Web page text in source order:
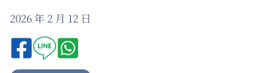
2026 年 2 月 12 日